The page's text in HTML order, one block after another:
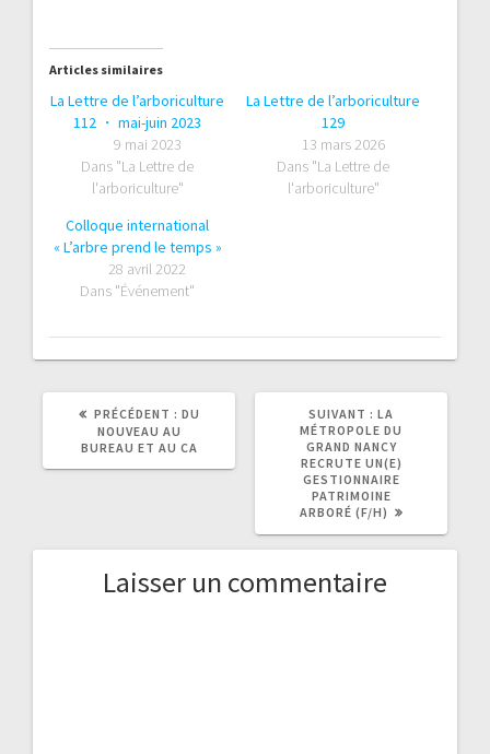
Articles similaires
La Lettre de l’arboriculture
112 ・ mai-juin 2023
9 mai 2023
Dans "La Lettre de
l'arboriculture"
La Lettre de l’arboriculture
129
13 mars 2026
Dans "La Lettre de
l'arboriculture"
Colloque international
« L’arbre prend le temps »
28 avril 2022
Dans "Événement"
PRÉCÉDENT : ARTICLE
:
DU
NOUVEAU AU
BUREAU ET AU CA
SUIVANT : ARTICLE
SUIVANT
:
LA
MÉTROPOLE DU
GRAND NANCY
RECRUTE UN(E)
GESTIONNAIRE
PATRIMOINE
ARBORÉ (F/H)
Laisser un commentaire